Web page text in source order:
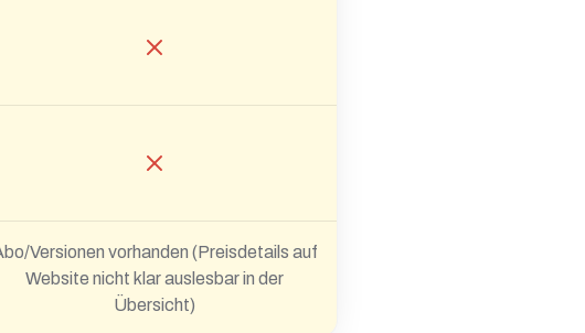
Versionen vorhanden (Preisdetails auf
Website nicht klar auslesbar in der
Übersicht)